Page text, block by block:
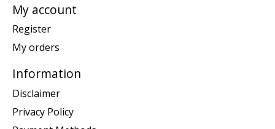
My account
Register
My orders
Information
Disclaimer
Privacy Policy